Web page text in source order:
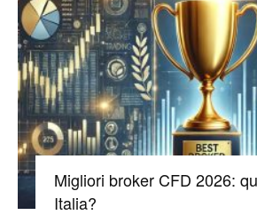
Migliori broker CFD 2026:
Italia?